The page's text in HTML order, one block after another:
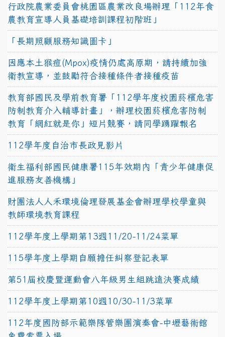
行政院農業委員會桃園區農業改良場辦理「112年食
農教育宣導人員基礎培訓課程初階班」
「長期照顧服務知識圖卡」
因應本土猴痘(Mpox)疫情仍處高原期，請持續加強
衛教宣導，並鼓勵符合接種條件者接種疫苗
教育部國民及學前教育署「112學年度校園菸檳危害
防制教育介入輔導計畫」，辦理校園菸檳危害防制
教育「網紅就是你」短片競賽，請同學踴躍報名
112學年度自治市長政見影片
衛生福利部國民健康署115年效期內「青少年健康促
進服務友善機構」
財團法人人禾環境倫理發展基金會辦理學校學童與
教師環境教育課程
112學年度上學期第13週11/20-11/24菜單
115學年度上學期自願擔任糾察登記表單
第51屆校慶暨運動會八年級男生組跳遠決賽成績
112學年度上學期第10週10/30-11/3菜單
112年度國防部示範樂隊管樂團演奏會-中壢藝術館